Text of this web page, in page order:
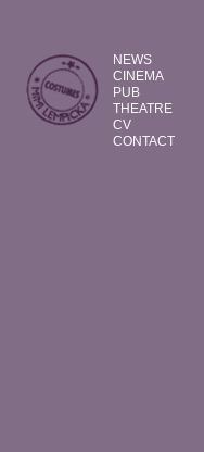
NEWS
CINEMA
PUB
THEATRE
CV
CONTACT